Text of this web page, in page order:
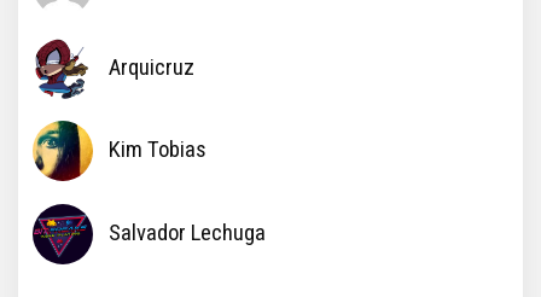
Arquicruz
Kim Tobias
Salvador Lechuga